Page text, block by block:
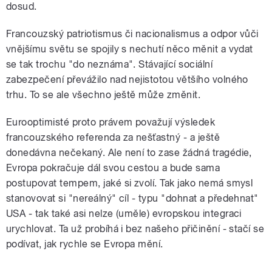
dosud.
Francouzský patriotismus či nacionalismus a odpor vůči
vnějšímu světu se spojily s nechutí něco měnit a vydat
se tak trochu "do neznáma". Stávající sociální
zabezpečení převážilo nad nejistotou většího volného
trhu. To se ale všechno ještě může změnit.
Eurooptimisté proto právem považují výsledek
francouzského referenda za nešťastný - a ještě
donedávna nečekaný. Ale není to zase žádná tragédie,
Evropa pokračuje dál svou cestou a bude sama
postupovat tempem, jaké si zvolí. Tak jako nemá smysl
stanovovat si "nereálný" cíl - typu "dohnat a předehnat"
USA - tak také asi nelze (uměle) evropskou integraci
urychlovat. Ta už probíhá i bez našeho přičinění - stačí se
podívat, jak rychle se Evropa mění.